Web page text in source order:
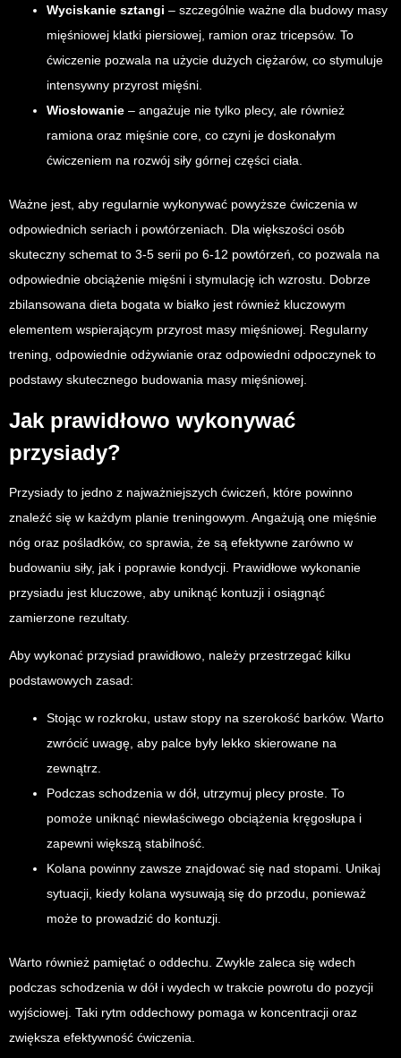
Wyciskanie sztangi – szczególnie ważne dla budowy masy
mięśniowej klatki piersiowej, ramion oraz tricepsów. To
ćwiczenie pozwala na użycie dużych ciężarów, co stymuluje
intensywny przyrost mięśni.
Wiosłowanie – angażuje nie tylko plecy, ale również
ramiona oraz mięśnie core, co czyni je doskonałym
ćwiczeniem na rozwój siły górnej części ciała.
Ważne jest, aby regularnie wykonywać powyższe ćwiczenia w
odpowiednich seriach i powtórzeniach. Dla większości osób
skuteczny schemat to 3-5 serii po 6-12 powtórzeń, co pozwala na
odpowiednie obciążenie mięśni i stymulację ich wzrostu. Dobrze
zbilansowana dieta bogata w białko jest również kluczowym
elementem wspierającym przyrost masy mięśniowej. Regularny
trening, odpowiednie odżywianie oraz odpowiedni odpoczynek to
podstawy skutecznego budowania masy mięśniowej.
Jak prawidłowo wykonywać
przysiady?
Przysiady to jedno z najważniejszych ćwiczeń, które powinno
znaleźć się w każdym planie treningowym. Angażują one mięśnie
nóg oraz pośladków, co sprawia, że są efektywne zarówno w
budowaniu siły, jak i poprawie kondycji. Prawidłowe wykonanie
przysiadu jest kluczowe, aby uniknąć kontuzji i osiągnąć
zamierzone rezultaty.
Aby wykonać przysiad prawidłowo, należy przestrzegać kilku
podstawowych zasad:
Stojąc w rozkroku, ustaw stopy na szerokość barków. Warto
zwrócić uwagę, aby palce były lekko skierowane na
zewnątrz.
Podczas schodzenia w dół, utrzymuj plecy proste. To
pomoże uniknąć niewłaściwego obciążenia kręgosłupa i
zapewni większą stabilność.
Kolana powinny zawsze znajdować się nad stopami. Unikaj
sytuacji, kiedy kolana wysuwają się do przodu, ponieważ
może to prowadzić do kontuzji.
Warto również pamiętać o oddechu. Zwykle zaleca się wdech
podczas schodzenia w dół i wydech w trakcie powrotu do pozycji
wyjściowej. Taki rytm oddechowy pomaga w koncentracji oraz
zwiększa efektywność ćwiczenia.